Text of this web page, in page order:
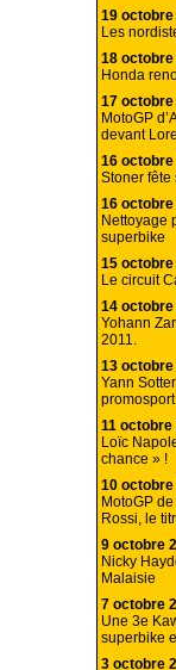
19 octobre
Les
18 octobre
Honda
17 octobre
MotoGP
devant
16 octobre
Stoner fête
16 octobre
Nettoyage
superbike
15 octobre
Le circuit
14 octobre
Yohann
2011.
13 octobre
Yann
11 octobre
Loïc
chance » !
10 octobre
MotoGP
Rossi, le
9 octobre
Nicky
Malaisie
7 octobre
Une 3e
superbike
3 octobre